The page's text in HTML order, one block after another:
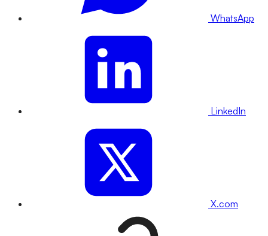
WhatsApp
LinkedIn
X.com